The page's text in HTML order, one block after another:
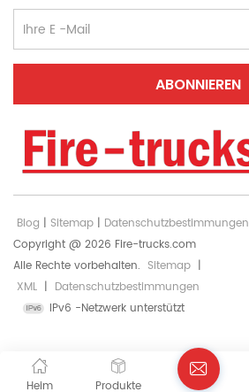
Blog | Sitemap | Datenschutzbestimmungen
Copyright @ 2026 Fire-trucks.com
Alle Rechte vorbehalten. Sitemap |
XML | Datenschutzbestimmungen
IPv6 -Netzwerk unterstützt
Heim Produkte